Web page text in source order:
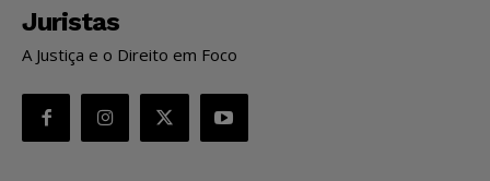
Juristas
A Justiça e o Direito em Foco